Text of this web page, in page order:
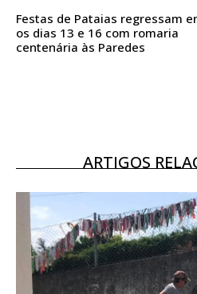
Acesso ao conteúdo
Acesso aos conteúdos
assinantes
Ofertas para assinatura
Festas de Pataias regressam
os dias 13 e 16 com romaria
centenária às Paredes
ARTIGOS